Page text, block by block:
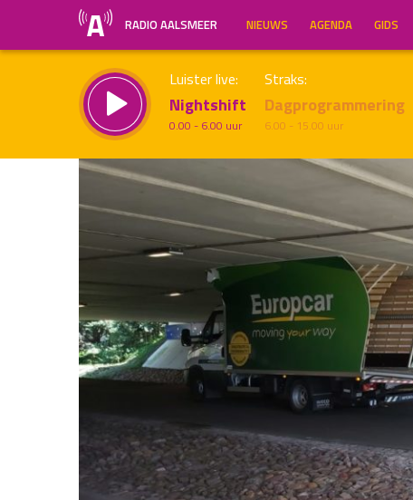
RADIO AALSMEER NIEUWS AGENDA GIDS
Luister live:
Nightshift
0.00 - 6.00 uur
Straks:
Dagprogrammering
6.00 - 15.00 uur